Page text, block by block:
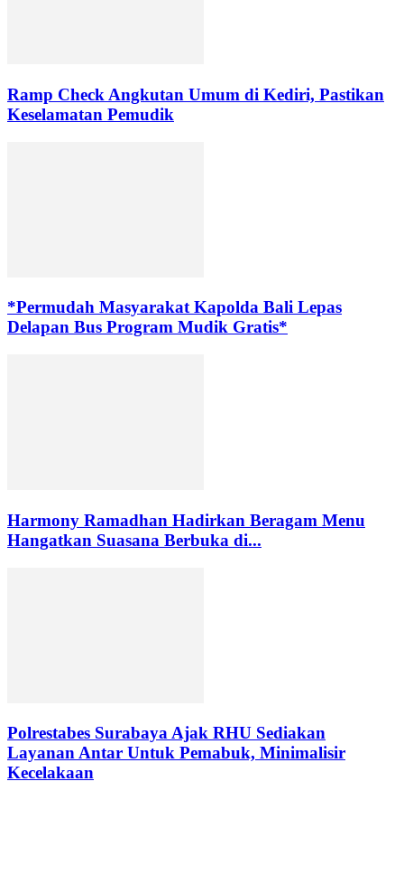
Ramp Check Angkutan Umum di Kediri, Pastikan
Keselamatan Pemudik
*Permudah Masyarakat Kapolda Bali Lepas
Delapan Bus Program Mudik Gratis*
Harmony Ramadhan Hadirkan Beragam Menu
Hangatkan Suasana Berbuka di...
Polrestabes Surabaya Ajak RHU Sediakan
Layanan Antar Untuk Pemabuk, Minimalisir
Kecelakaan